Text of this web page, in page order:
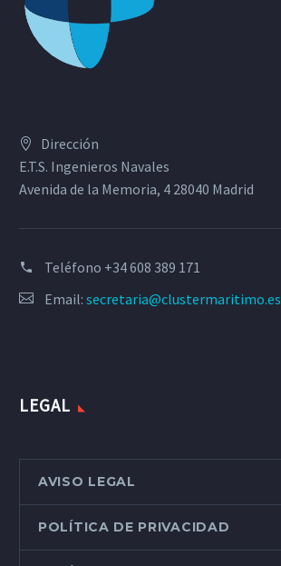
Dirección
E.T.S. Ingenieros Navales
Avenida de la Memoria, 4 28040 Madrid
Teléfono +34 608 389 171
Email: secretaria@clustermaritimo.es
LEGAL
AVISO LEGAL
POLÍTICA DE PRIVACIDAD